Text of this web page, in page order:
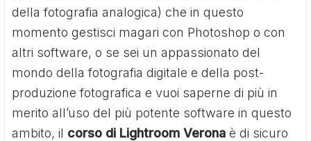
della fotografia analogica) che in questo
momento gestisci magari con Photoshop o con
altri software, o se sei un appassionato del
mondo della fotografia digitale e della post-
produzione fotografica e vuoi saperne di più in
merito all’uso del più potente software in questo
ambito, il corso di Lightroom Verona è di sicuro